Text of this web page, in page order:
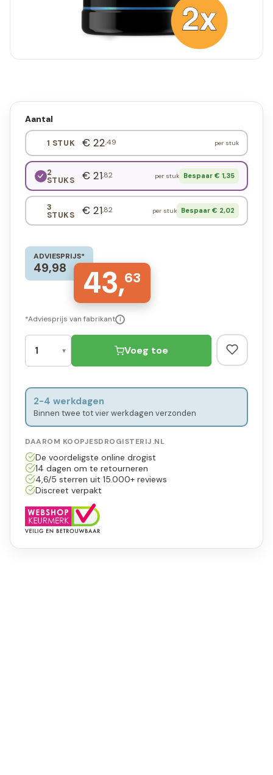
Aantal
1 STUK € 22,49 per stuk
2
STUKS € 21,82 per stuk Bespaar € 1,35
3
STUKS € 21,82 per stuk Bespaar € 2,02
ADVIESPRIJS*
49,98 43,63
*Adviesprijs van fabrikant i
Voeg toe
2-4 werkdagen
Binnen twee tot vier werkdagen verzonden
DAAROM KOOPJESDROGISTERIJ.NL
De voordeligste online drogist
14 dagen om te retourneren
4,6/5 sterren uit 15.000+ reviews
Discreet verpakt